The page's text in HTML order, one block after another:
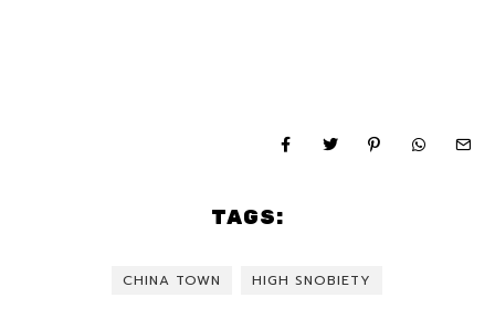
TAGS:
CHINA TOWN HIGH SNOBIETY